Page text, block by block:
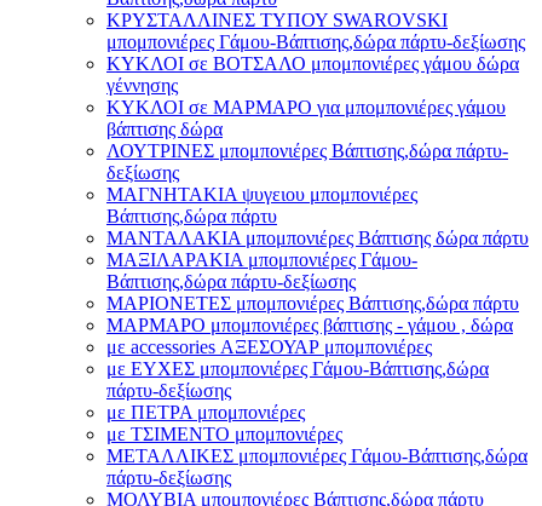
ΚΡΥΣΤΑΛΛΙΝΕΣ ΤΥΠΟΥ SWAROVSKI
μπομπονιέρες Γάμου-Βάπτισης,δώρα πάρτυ-δεξίωσης
ΚΥΚΛΟΙ σε ΒΟΤΣΑΛΟ μπομπονιέρες γάμου δώρα
γέννησης
ΚΥΚΛΟΙ σε ΜΑΡΜΑΡΟ για μπομπονιέρες γάμου
βάπτισης δώρα
ΛΟΥΤΡΙΝΕΣ μπομπονιέρες Βάπτισης,δώρα πάρτυ-
δεξίωσης
ΜΑΓΝΗΤΑΚΙΑ ψυγειου μπομπονιέρες
Βάπτισης,δώρα πάρτυ
ΜΑΝΤΑΛΑΚΙΑ μπομπονιέρες Βάπτισης δώρα πάρτυ
ΜΑΞΙΛΑΡΑΚΙΑ μπομπονιέρες Γάμου-
Βάπτισης,δώρα πάρτυ-δεξίωσης
ΜΑΡΙΟΝΕΤΕΣ μπομπονιέρες Βάπτισης,δώρα πάρτυ
ΜΑΡΜΑΡΟ μπομπονιέρες βάπτισης - γάμου , δώρα
με accessories ΑΞΕΣΟΥΑΡ μπομπονιέρες
με ΕΥΧΕΣ μπομπονιέρες Γάμου-Βάπτισης,δώρα
πάρτυ-δεξίωσης
με ΠΕΤΡΑ μπομπονιέρες
με ΤΣΙΜΕΝΤΟ μπομπονιέρες
ΜΕΤΑΛΛΙΚΕΣ μπομπονιέρες Γάμου-Βάπτισης,δώρα
πάρτυ-δεξίωσης
ΜΟΛΥΒΙΑ μπομπονιέρες Βάπτισης,δώρα πάρτυ